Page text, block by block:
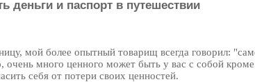
деньги и паспорт в путешествии
мой более опытный товарищ всегда говорил:
очень много ценного может быть у вас с собой
себя от потери своих ценностей.